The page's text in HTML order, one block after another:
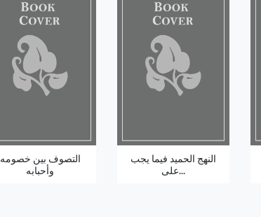
التصوف بين خصومه
وأحبابه
النهج الحميد فيما يجب
على...